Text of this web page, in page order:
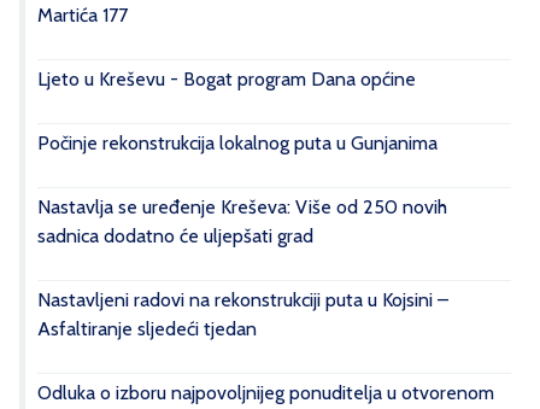
Martića 177
Ljeto u Kreševu - Bogat program Dana općine
Počinje rekonstrukcija lokalnog puta u Gunjanima
Nastavlja se uređenje Kreševa: Više od 250 novih
sadnica dodatno će uljepšati grad
Nastavljeni radovi na rekonstrukciji puta u Kojsini –
Asfaltiranje sljedeći tjedan
Odluka o izboru najpovoljnijeg ponuditelja u otvorenom